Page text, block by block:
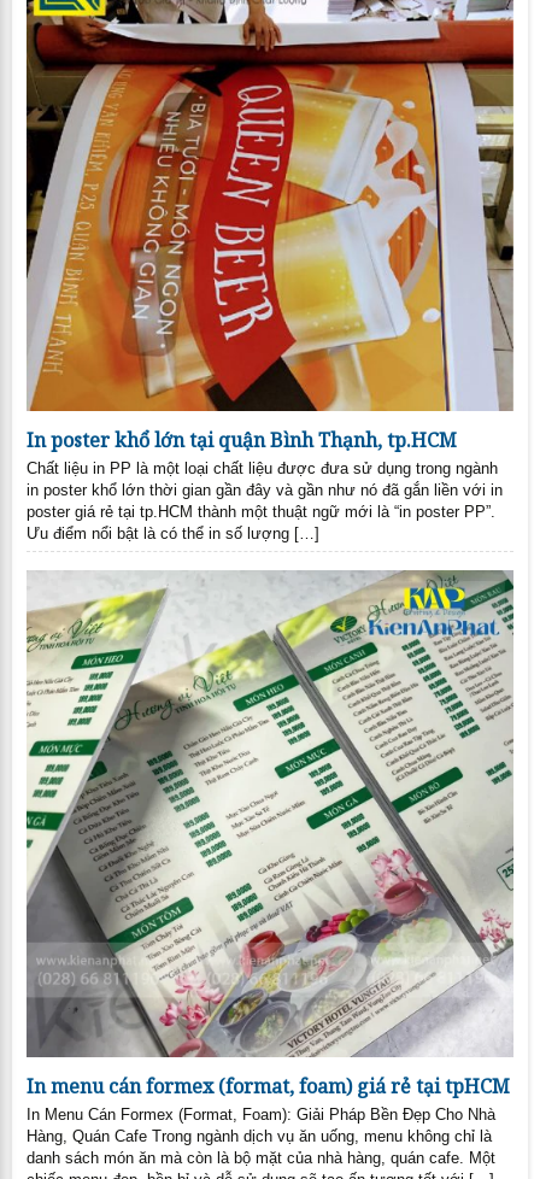
In poster khổ lớn tại quận Bình Thạnh, tp.HCM
Chất liệu in PP là một loại chất liệu được đưa sử dụng trong ngành
in poster khổ lớn thời gian gần đây và gần như nó đã gắn liền với in
poster giá rẻ tại tp.HCM thành một thuật ngữ mới là “in poster PP”.
Ưu điểm nổi bật là có thể in số lượng […]
In menu cán formex (format, foam) giá rẻ tại tpHCM
In Menu Cán Formex (Format, Foam): Giải Pháp Bền Đẹp Cho Nhà
Hàng, Quán Cafe Trong ngành dịch vụ ăn uống, menu không chỉ là
danh sách món ăn mà còn là bộ mặt của nhà hàng, quán cafe. Một